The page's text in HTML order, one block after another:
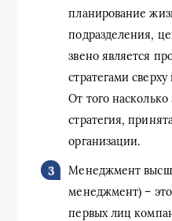
планирование
подразделения,
звено является
стратегами
От того
стратегия,
организации.
Менеджмент
менеджмент) –
первых лиц